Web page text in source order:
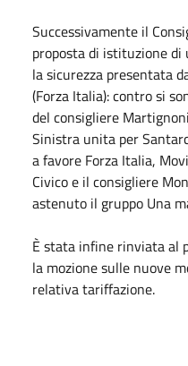
Successivamente il
proposta di istituzione di
la sicurezza presentata
(Forza Italia): contro si
del consigliere
Sinistra unita per
a favore Forza Italia,
Civico e il consigliere
astenuto il gruppo Una
È stata infine rinviata al
la mozione sulle nuove
relativa tariffazione.